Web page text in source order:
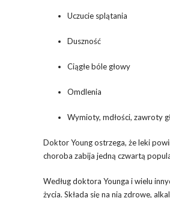
Uczucie splątania
Duszność
Ciągłe bóle głowy
Omdlenia
Wymioty, mdłości, zawroty
Doktor Young ostrzega, że leki
choroba zabija jedną czwartą
Według doktora Younga i wielu
życia. Składa się na nią zdrowe,